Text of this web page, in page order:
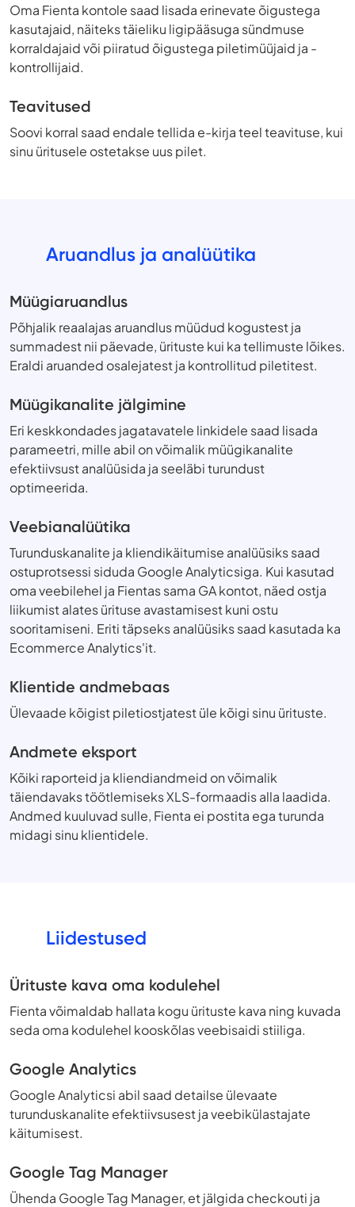
Oma Fienta kontole saad lisada erinevate õigustega
kasutajaid, näiteks täieliku ligipääsuga sündmuse
korraldajaid või piiratud õigustega piletimüüjaid ja -
kontrollijaid.
Teavitused
Soovi korral saad endale tellida e-kirja teel teavituse, kui
sinu üritusele ostetakse uus pilet.
Aruandlus ja analüütika
Müügiaruandlus
Põhjalik reaalajas aruandlus müüdud kogustest ja
summadest nii päevade, ürituste kui ka tellimuste lõikes.
Eraldi aruanded osalejatest ja kontrollitud piletitest.
Müügikanalite jälgimine
Eri keskkondades jagatavatele linkidele saad lisada
parameetri, mille abil on võimalik müügikanalite
efektiivsust analüüsida ja seeläbi turundust
optimeerida.
Veebianalüütika
Turunduskanalite ja kliendikäitumise analüüsiks saad
ostuprotsessi siduda Google Analyticsiga. Kui kasutad
oma veebilehel ja Fientas sama GA kontot, näed ostja
liikumist alates ürituse avastamisest kuni ostu
sooritamiseni. Eriti täpseks analüüsiks saad kasutada ka
Ecommerce Analytics'it.
Klientide andmebaas
Ülevaade kõigist piletiostjatest üle kõigi sinu ürituste.
Andmete eksport
Kõiki raporteid ja kliendiandmeid on võimalik
täiendavaks töötlemiseks XLS-formaadis alla laadida.
Andmed kuuluvad sulle, Fienta ei postita ega turunda
midagi sinu klientidele.
Liidestused
Ürituste kava oma kodulehel
Fienta võimaldab hallata kogu ürituste kava ning kuvada
seda oma kodulehel kooskõlas veebisaidi stiiliga.
Google Analytics
Google Analyticsi abil saad detailse ülevaate
turunduskanalite efektiivsusest ja veebikülastajate
käitumisest.
Google Tag Manager
Ühenda Google Tag Manager, et jälgida checkouti ja